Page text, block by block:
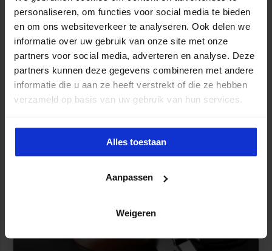
personaliseren, om functies voor social media te bieden
en om ons websiteverkeer te analyseren. Ook delen we
informatie over uw gebruik van onze site met onze
partners voor social media, adverteren en analyse. Deze
partners kunnen deze gegevens combineren met andere
informatie die u aan ze heeft verstrekt of die ze hebben
verzameld op basis van uw gebruik van hun services.
Alles toestaan
Aanpassen
Weigeren